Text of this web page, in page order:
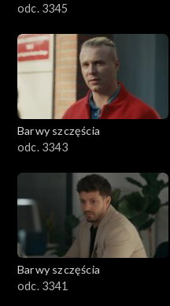
odc. 3345
Barwy szczęścia
odc. 3343
Barwy szczęścia
odc. 3341